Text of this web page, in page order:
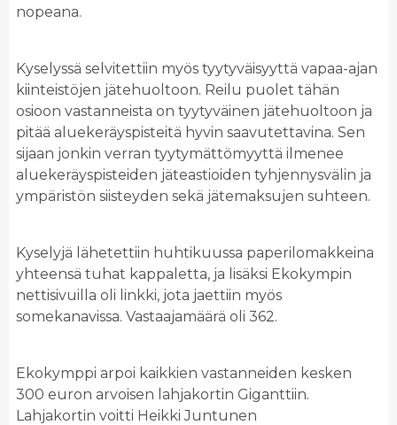
nopeana.
Kyselyssä selvitettiin myös tyytyväisyyttä vapaa-ajan
kiinteistöjen jätehuoltoon. Reilu puolet tähän
osioon vastanneista on tyytyväinen jätehuoltoon ja
pitää aluekeräyspisteitä hyvin saavutettavina. Sen
sijaan jonkin verran tyytymättömyyttä ilmenee
aluekeräyspisteiden jäteastioiden tyhjennysvälin ja
ympäristön siisteyden sekä jätemaksujen suhteen.
Kyselyjä lähetettiin huhtikuussa paperilomakkeina
yhteensä tuhat kappaletta, ja lisäksi Ekokympin
nettisivuilla oli linkki, jota jaettiin myös
somekanavissa. Vastaajamäärä oli 362.
Ekokymppi arpoi kaikkien vastanneiden kesken
300 euron arvoisen lahjakortin Giganttiin.
Lahjakortin voitti Heikki Juntunen